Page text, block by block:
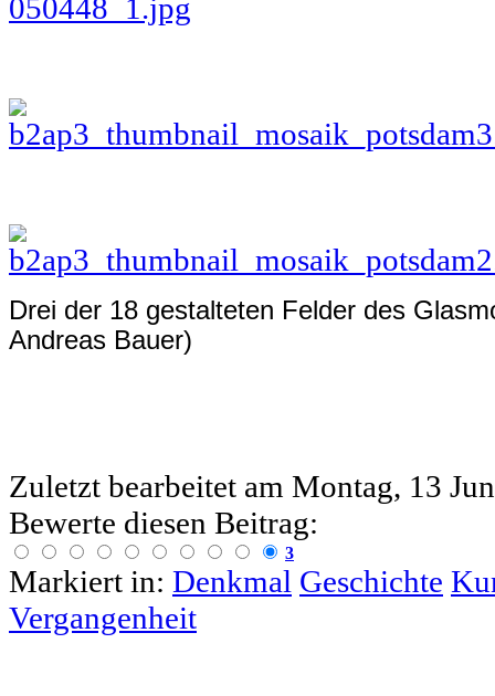
Drei der 18 gestalteten Felder des
Andreas Bauer)
Zuletzt bearbeitet am Montag, 13
Bewerte diesen Beitrag:
3
Markiert in: Denkmal Geschichte
Vergangenheit